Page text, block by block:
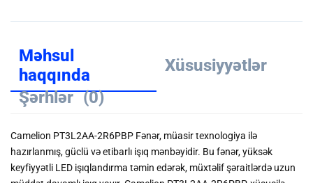
Məhsul
haqqında
Xüsusiyyətlər
Şərhlər (0)
Camelion PT3L2AA-2R6PBP Fənər, müasir texnologiya ilə
hazırlanmış, güclü və etibarlı işıq mənbəyidir. Bu fənər, yüksək
keyfiyyətli LED işıqlandırma təmin edərək, müxtəlif şəraitlərdə uzun